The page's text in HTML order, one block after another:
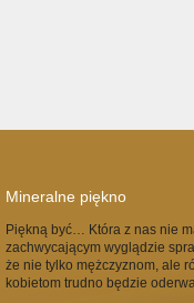
Mineralne piękno
Piękną być… Która z nas nie
zachwycającym wyglądzie
że nie tylko mężczyznom, ale
kobietom trudno będzie